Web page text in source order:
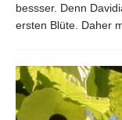
bessser. Denn
ersten Blüte. Daher